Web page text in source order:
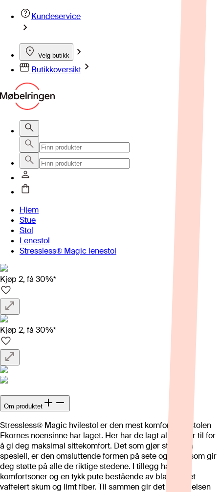
Kundeservice
Velg butikk
Butikkoversikt
Hjem
Stue
Stol
Lenestol
Stressless® Magic lenestol
Kjøp 2, få 30%*
Kjøp 2, få 30%*
Om produktet
Stressless® Magic hvilestol er den mest komfortable stolen
Ekornes noensinne har laget. Her har de lagt alle kluter til for
å gi deg maksimal sittekomfort. Det som gjør stolen så
spesiell, er den omsluttende formen på sete og rygg, som gir
deg støtte på alle de riktige stedene. I tillegg har den
komfortsoner og en tykk pute bestående av blant annet
vaffelert skum og limt fiber. Til sammen gir det deg følelsen